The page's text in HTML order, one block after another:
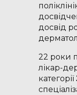
досвід
22 роки
лікар-
категорії